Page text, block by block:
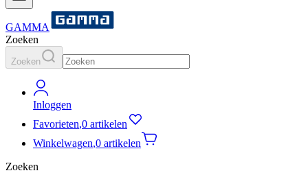
GAMMA
Zoeken
Zoeken
Inloggen
Favorieten,0 artikelen
Winkelwagen,0 artikelen
Zoeken